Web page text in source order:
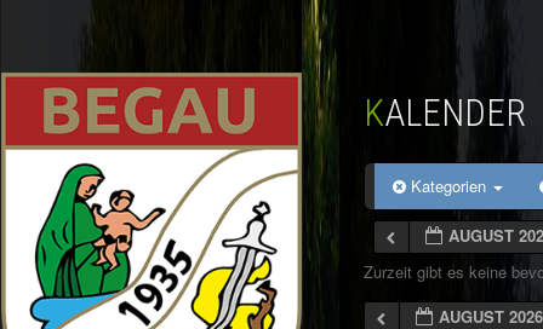
KALENDER
Kategorien
AUGUST
Zurzeit gibt es keine
AUGUST 2026